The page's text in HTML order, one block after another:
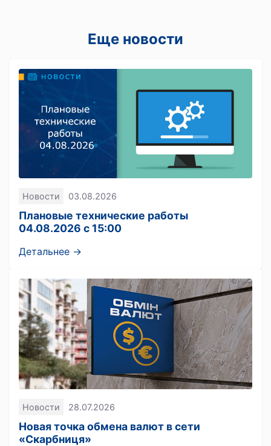
Еще новости
Новости 03.08.2026
Плановые технические работы
04.08.2026 с 15:00
Детальнее →
Новости 28.07.2026
Новая точка обмена валют в сети
«Скарбниця»